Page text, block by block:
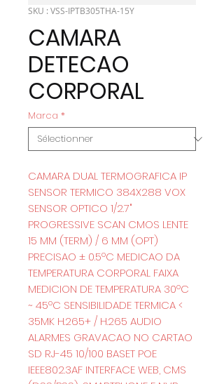
SKU : VSS-IPTB305THA-15Y
CAMARA
DETECAO
CORPORAL
Marca *
CAMARA DUAL TERMOGRAFICA IP
SENSOR TERMICO 384X288 VOX
SENSOR OPTICO 1/2.7"
PROGRESSIVE SCAN CMOS LENTE
15 MM (TERM) / 6 MM (OPT)
PRECISAO ± 0.5ºC MEDICAO DA
TEMPERATURA CORPORAL FAIXA
MEDICION DE TEMPERATURA 30ºC
~ 45ºC SENSIBILIDADE TERMICA <
35MK H.265+ / H.265 AUDIO
ALARMES GRAVACAO NO CARTAO
SD RJ-45 10/100 BASET POE
IEEE802.3AF INTERFACE WEB, CMS